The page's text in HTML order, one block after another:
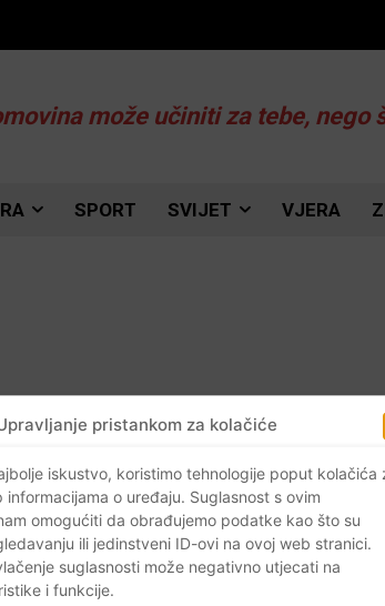
pristankom za kolačiće
iskustvo, koristimo tehnologije poput kolačića
o uređaju. Suglasnost s ovim
omogućiti da obrađujemo podatke kao što su
ili jedinstveni ID-ovi na ovoj web stranici.
suglasnosti može negativno utjecati na
i funkcije.
može učiniti za tebe, nego
SPORT SVIJET VJERA